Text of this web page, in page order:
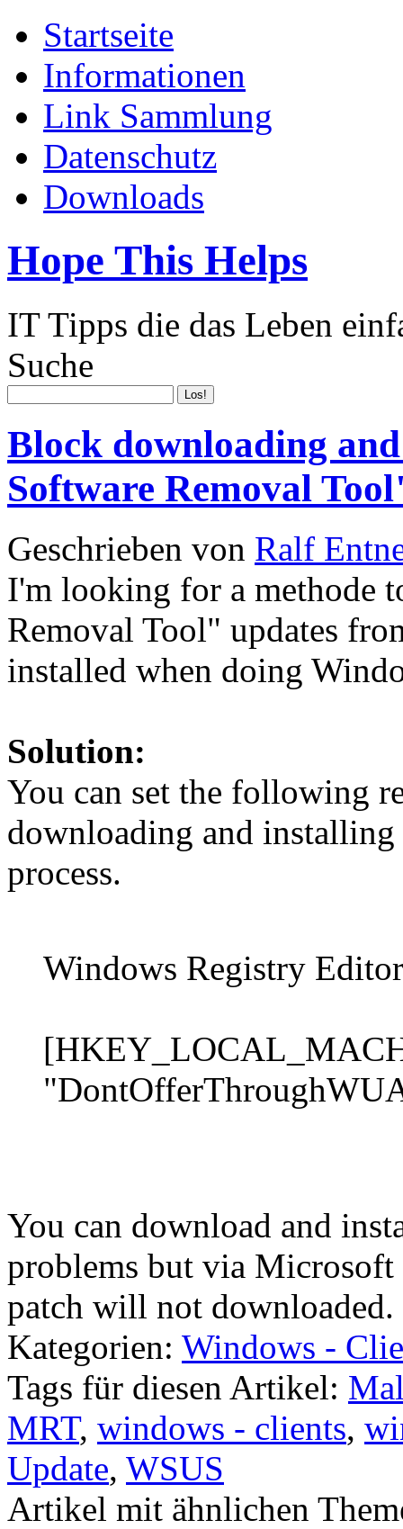
Startseite
Informationen
Link Sammlung
Datenschutz
Downloads
Hope This Helps
IT Tipps die das Leben
Suche
Block downloading
Software Removal
Geschrieben von Ralf
I'm looking for a methode
Removal Tool" updates
installed when doing
Solution:
You can set the following
downloading and
process.
Windows Registry
You can download and
problems but via Microsoft
patch will not downloaded.
Kategorien: Windows -
Tags für diesen Artikel:
MRT, windows - clients,
Update, WSUS
Artikel mit ähnlichen